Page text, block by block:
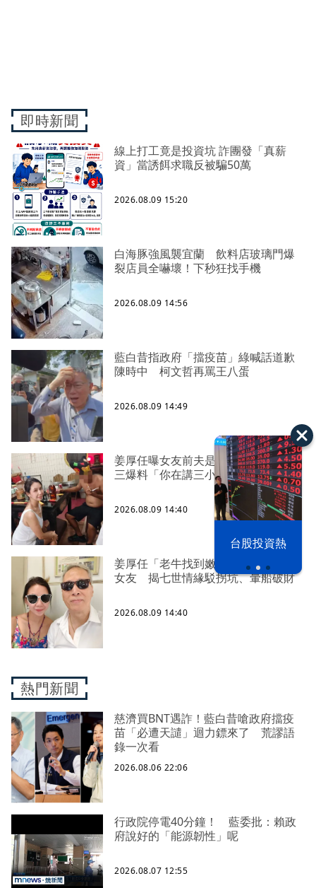
台股投資熱
即時新聞
線上打工竟是投資坑 詐團發「真薪
資」當誘餌求職反被騙50萬
2026.08.09 15:20
白海豚強風襲宜蘭 飲料店玻璃門爆
裂店員全嚇壞！下秒狂找手機
2026.08.09 14:56
藍白昔指政府「擋疫苗」綠喊話道歉
陳時中 柯文哲再罵王八蛋
2026.08.09 14:49
姜厚任曝女友前夫是好友 護愛嗆小
三爆料「你在講三小」
2026.08.09 14:40
姜厚任「老牛找到嫩草」再談小24歲
女友 揭七世情緣駁拐坑、暈船破財
2026.08.09 14:40
熱門新聞
慈濟買BNT遇詐！藍白昔嗆政府擋疫
苗「必遭天譴」迴力鏢來了 荒謬語
錄一次看
2026.08.06 22:06
行政院停電40分鐘！ 藍委批：賴政
府說好的「能源韌性」呢
2026.08.07 12:55